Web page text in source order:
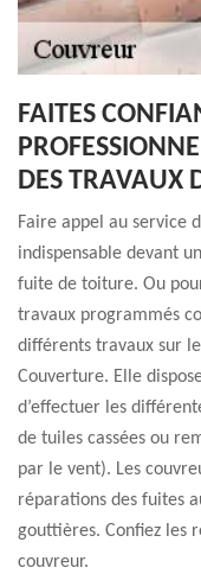
FAITES
DES TRAVAUX
Faire appel au service
indispensable devant
fuite de toiture. Ou
travaux programmés
différents travaux sur
Couverture. Elle
d’effectuer les
de tuiles cassées ou
par le vent). Les
réparations des fuites
gouttières. Confiez les
couvreur.